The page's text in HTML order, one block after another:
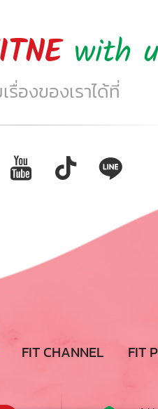
with
องของเราได้ที่
FIT CHANNEL FIT